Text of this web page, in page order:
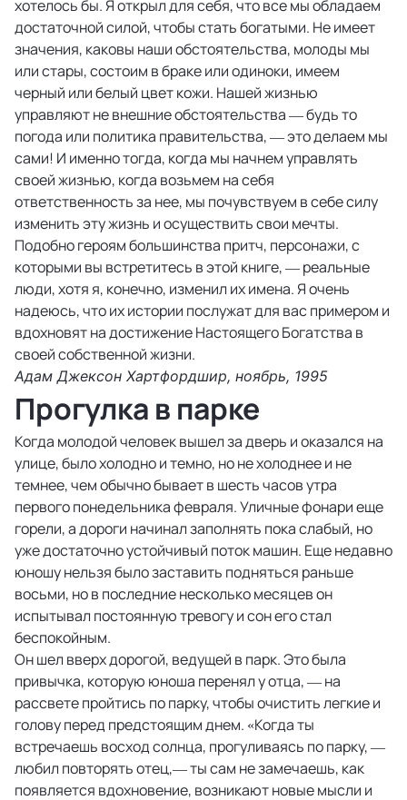
хотелось бы. Я открыл для себя, что все мы обладаем
достаточной силой, чтобы стать богатыми. Не имеет
значения, каковы наши обстоятельства, молоды мы
или стары, состоим в браке или одиноки, имеем
черный или белый цвет кожи. Нашей жизнью
управляют не внешние обстоятельства — будь то
погода или политика правительства, — это делаем мы
сами! И именно тогда, когда мы начнем управлять
своей жизнью, когда возьмем на себя
ответственность за нее, мы почувствуем в себе силу
изменить эту жизнь и осуществить свои мечты.
Подобно героям большинства притч, персонажи, с
которыми вы встретитесь в этой книге, — реальные
люди, хотя я, конечно, изменил их имена. Я очень
надеюсь, что их истории послужат для вас примером и
вдохновят на достижение Настоящего Богатства в
своей собственной жизни.
Адам Джексон Хартфордшир, ноябрь, 1995
Прогулка в парке
Когда молодой человек вышел за дверь и оказался на
улице, было холодно и темно, но не холоднее и не
темнее, чем обычно бывает в шесть часов утра
первого понедельника февраля. Уличные фонари еще
горели, а дороги начинал заполнять пока слабый, но
уже достаточно устойчивый поток машин. Еще недавно
юношу нельзя было заставить подняться раньше
восьми, но в последние несколько месяцев он
испытывал постоянную тревогу и сон его стал
беспокойным.
Он шел вверх дорогой, ведущей в парк. Это была
привычка, которую юноша перенял у отца, — на
рассвете пройтись по парку, чтобы очистить легкие и
голову перед предстоящим днем. «Когда ты
встречаешь восход солнца, прогуливаясь по парку, —
любил повторять отец,— ты сам не замечаешь, как
появляется вдохновение, возникают новые мысли и